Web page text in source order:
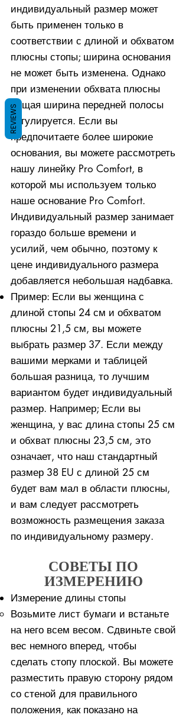
индивидуальный размер может
быть применен только в
соответствии с длиной и обхватом
плюсны стопы; ширина основания
не может быть изменена. Однако
при изменении обхвата плюсны
общая ширина передней полосы
регулируется. Если вы
предпочитаете более широкие
основания, вы можете рассмотреть
нашу линейку Pro Comfort, в
которой мы используем только
наше основание Pro Comfort.
Индивидуальный размер занимает
гораздо больше времени и
усилий, чем обычно, поэтому к
цене индивидуального размера
добавляется небольшая надбавка.
Пример: Если вы женщина с
длиной стопы 24 см и обхватом
плюсны 21,5 см, вы можете
выбрать размер 37. Если между
вашими мерками и таблицей
большая разница, то лучшим
вариантом будет индивидуальный
размер. Например; Если вы
женщина, у вас длина стопы 25 см
и обхват плюсны 23,5 см, это
означает, что наш стандартный
размер 38 EU с длиной 25 см
будет вам мал в области плюсны,
и вам следует рассмотреть
возможность размещения заказа
по индивидуальному размеру.
СОВЕТЫ ПО
ИЗМЕРЕНИЮ
Измерение длины стопы
Возьмите лист бумаги и встаньте
на него всем весом. ​Сдвиньте свой
вес немного вперед, чтобы
сделать стопу плоской. Вы можете
разместить правую сторону рядом
со стеной для правильного
положения, как показано на
REVIEWS